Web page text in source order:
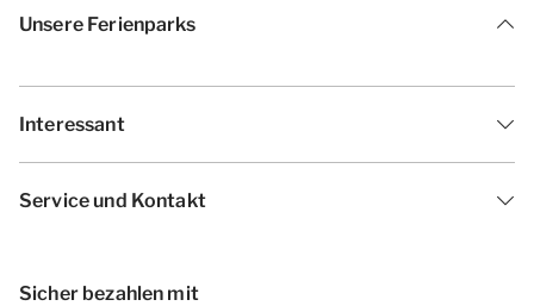
Unsere Ferienparks
Interessant
Service und Kontakt
Sicher bezahlen mit